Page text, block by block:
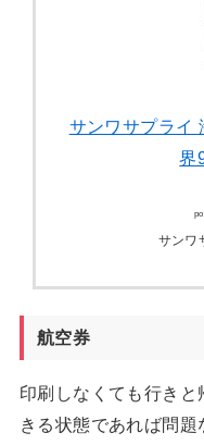
サンワサプライ
界
サンワ
航空券
印刷しなくても行き
きる状態であれば問